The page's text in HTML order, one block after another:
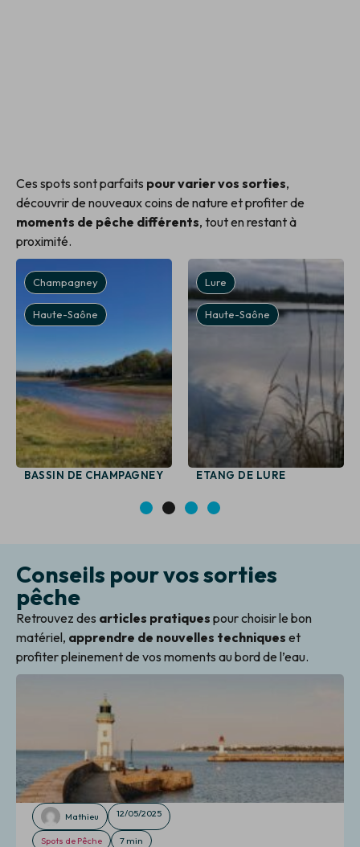
Ces spots sont parfaits pour varier vos sorties,
découvrir de nouveaux coins de nature et profiter de
moments de pêche différents, tout en restant à
proximité.
Champagney
Haute-Saône
BASSIN DE CHAMPAGNEY
Lure
Haute-Saône
ETANG DE LURE
3 4
Conseils pour vos sorties
pêche
Retrouvez des articles pratiques pour choisir le bon
matériel, apprendre de nouvelles techniques et
profiter pleinement de vos moments au bord de l’eau.
Mathieu 12/05/2025
Spots de Pêche 7 min